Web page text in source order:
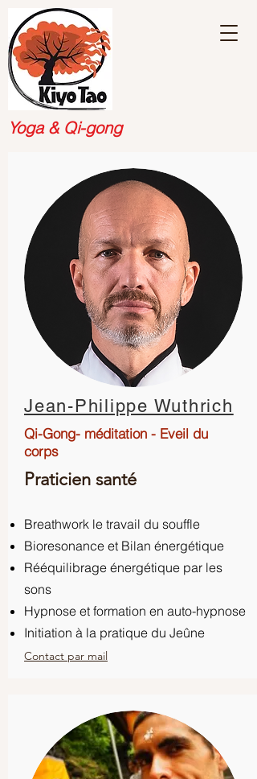
Yoga & Qi-gong
Jean-Philippe Wuthrich
Qi-Gong- méditation - Eveil du
corps
Praticien santé
Breathwork le travail du souffle
Bioresonance et Bilan énergétique
Rééquilibrage énergétique par les
sons
Hypnose et formation en auto-hypnose
Initiation à la pratique du Jeûne
Contact par mail